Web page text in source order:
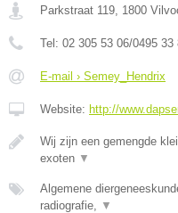
Parkstraat 119 1800
Tel: 02 305 53 06/0495 33
E-mail › Semey_Hendrix
Website: http://
Wij zijn een gemengde
exoten ▼
Algemene
radiografie,
▼